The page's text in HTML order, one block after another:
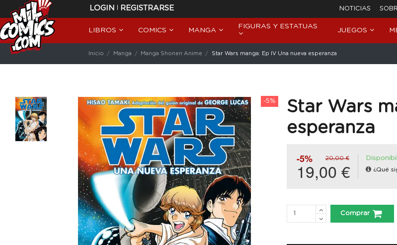
LOGIN | REGISTRARSE NOTICIAS
LIBROS COMICS MANGA
FIGURAS Y ESTATUAS
JUEGOS
Inicio Manga Manga Shonen Anime Star Wars manga: Ep IV Una nueva esperanza
-5%
Star Wars
esperanza
-5% 20,00 €
19,00 € ¿Qué
Comprar